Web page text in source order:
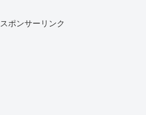
スポンサーリンク